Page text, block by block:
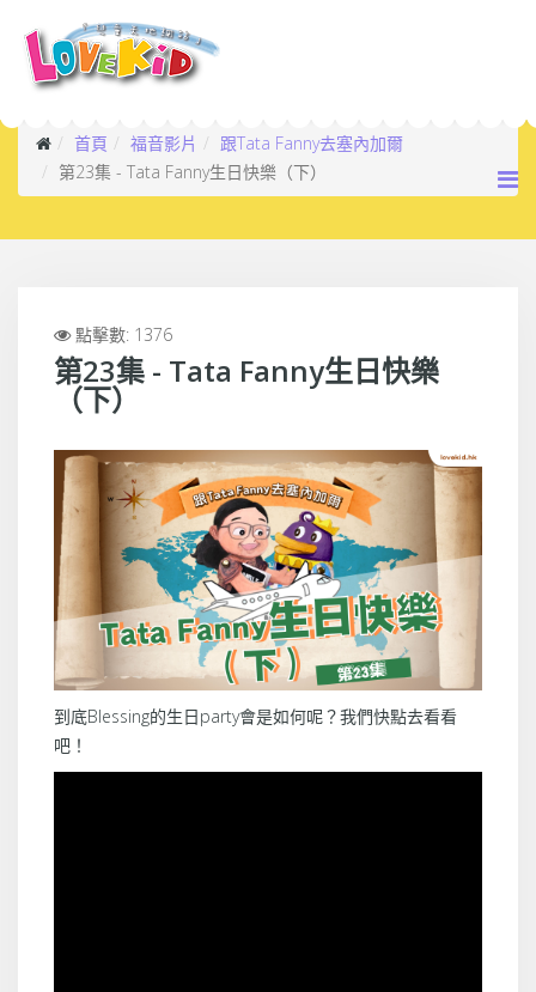
首頁 福音影片
跟Tata Fanny去塞內加爾
第23集 - Tata Fanny生日快樂（下）
點擊數: 1376
第23集 - Tata Fanny生日快樂
（下）
到底Blessing的生日party會是如何呢？我們快點去看看
吧！